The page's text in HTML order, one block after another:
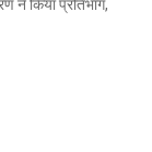
ने किया प्रतिभाग,